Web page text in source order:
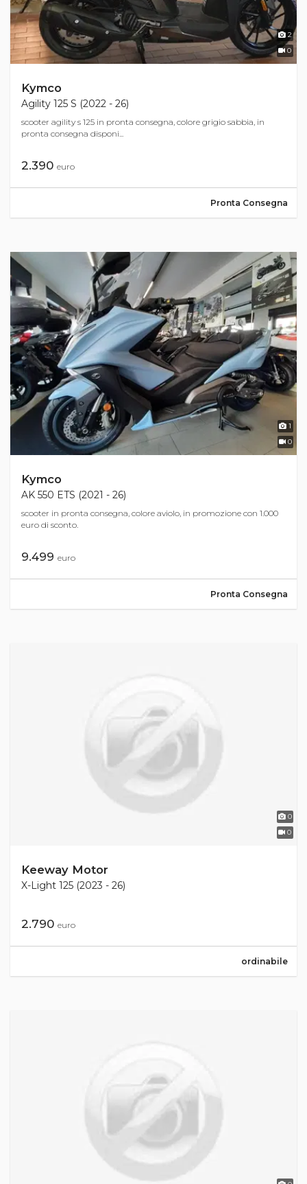
2
0
Kymco
Agility 125 S (2022 - 26)
scooter agility s 125 in pronta consegna, colore grigio sabbia, in
pronta consegna disponi...
2.390 euro
Pronta Consegna
1
0
Kymco
AK 550 ETS (2021 - 26)
scooter in pronta consegna, colore aviolo, in promozione con 1.000
euro di sconto.
9.499 euro
Pronta Consegna
0
0
Keeway Motor
X-Light 125 (2023 - 26)
2.790 euro
ordinabile